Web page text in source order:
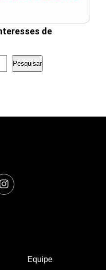
de
Pesquisar
Equipe